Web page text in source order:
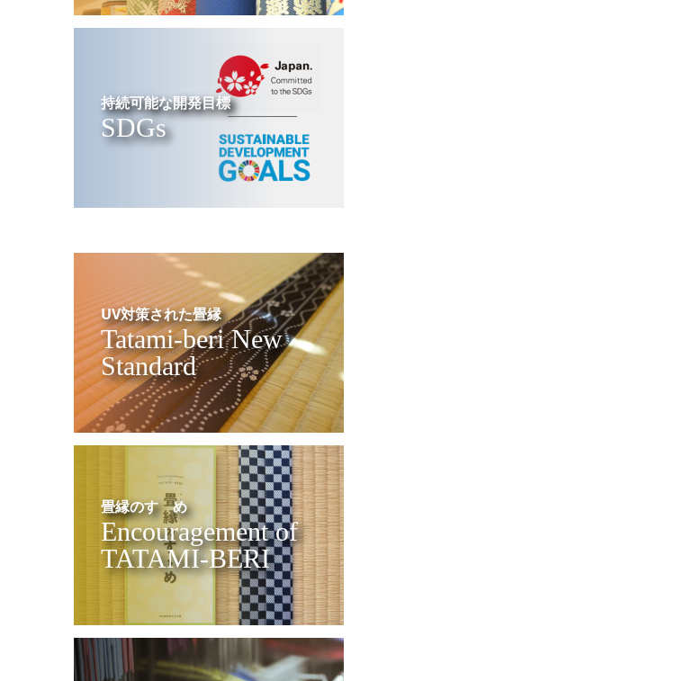
持続可能な開発目標
SDGs
UV対策された畳縁
Tatami-beri New
Standard
畳縁のすゝめ
Encouragement of
TATAMI-BERI